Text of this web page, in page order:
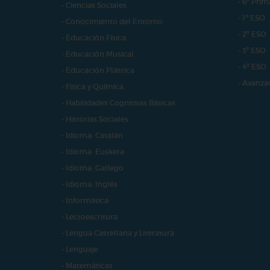
- Ciencias Sociales
- Conocimiento del Entorno
- Educación Física
- Educación Musical
- Educación Plástica
- Física y Química
- Habilidades Cognitivas Básicas
- Historias Sociales
- Idioma: Catalán
- Idioma: Euskera
- Idioma: Gallego
- Idioma: Inglés
- Informática
- Lectoescritura
- Lengua Castellana y Literatura
- Lenguaje
- Matemáticas
- 1º ESO
- 2º ESO
- 3º ESO
- 4º ESO
-